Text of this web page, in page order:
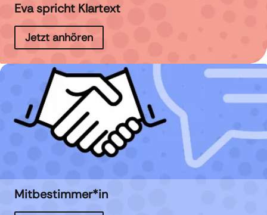
Eva spricht Klartext
Jetzt anhören
Mitbestimmer*in